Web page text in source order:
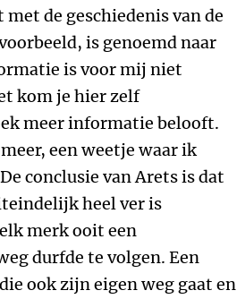
de geschiedenis van de
is genoemd naar
is voor mij niet
kom je hier zelf
meer informatie belooft.
een weetje waar ik
conclusie van Arets is dat
heel ver is
merk ooit een
durfde te volgen. Een
ook zijn eigen weg gaat en